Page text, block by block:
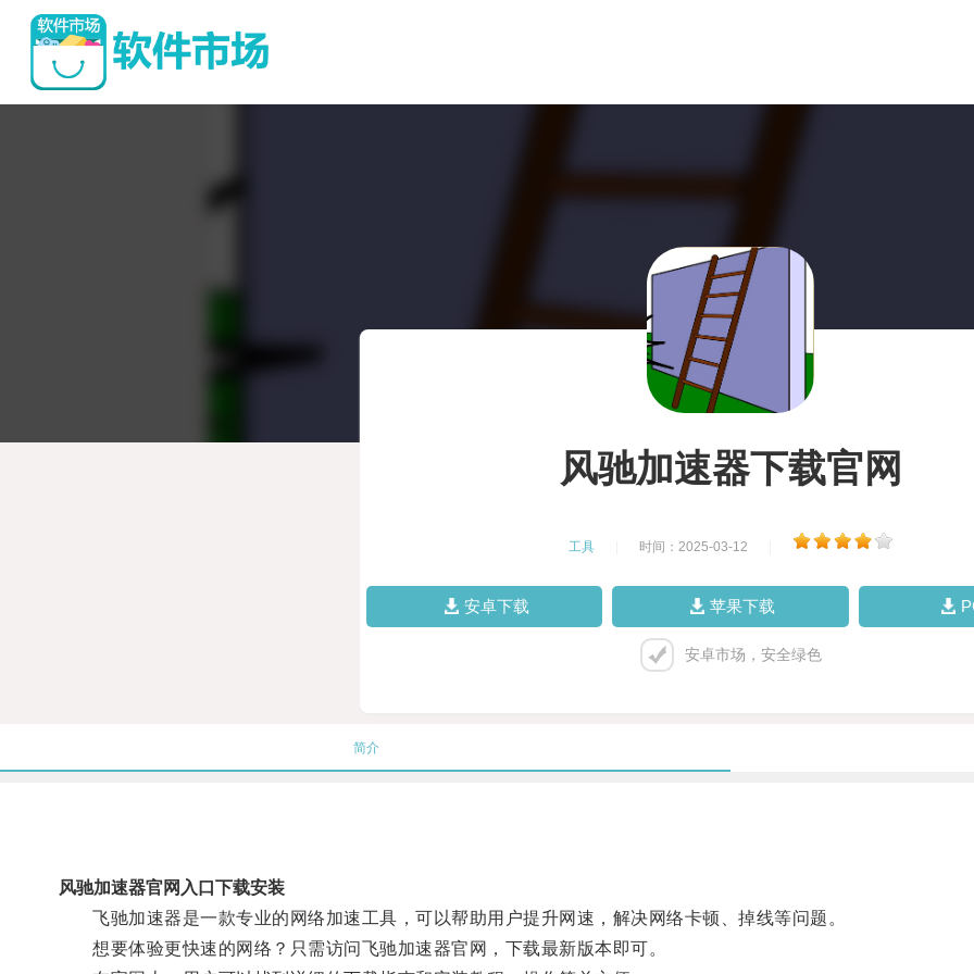
风驰加速器下载官网
工具 时间：2025-03-12
安卓下载 苹果下载
安卓市场，安全绿色
简介
风驰加速器官网入口下载安装
飞驰加速器是一款专业的网络加速工具，可以帮助用户提升网速，解决网络卡顿、掉线等问题。
想要体验更快速的网络？只需访问飞驰加速器官网，下载最新版本即可。